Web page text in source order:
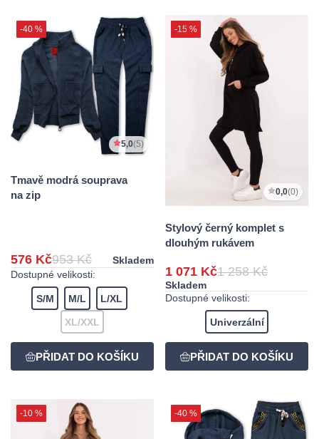
-40 %
5,0(5)
Tmavě modrá souprava
na zip
576 Kč953 Kč
Skladem
Dostupné velikosti:
S/M M/L L/XL
XL/XXL
-15 %
0,0(0)
Stylový černý komplet s
dlouhým rukávem
1 071 Kč1 258 Kč
Skladem
Dostupné velikosti:
Univerzální
-10 % -40 %